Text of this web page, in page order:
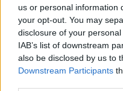
us or personal information
your opt-out. You may
disclosure of your
IAB’s list of downstream
also be disclosed by us to
Downstream Participants